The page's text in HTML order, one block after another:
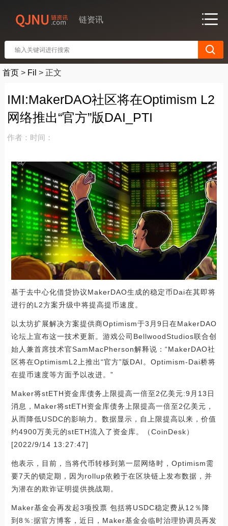
链资讯
首页 > Fil > 正文
IMI:MakerDAO社区将在Optimism L2
网络推出“官方”版DAI_PTI
作者： 时间：
基于去中心化借贷协议MakerDAO生成的稳定币Dai在其即将
进行的L2方案升级中将提高提币速度。
以太坊扩展解决方案提供商Optimism于3月9日在MakerDAO
论坛上宣布这一技术更新。游戏公司BellwoodStudios联合创
始人兼首席技术官SamMacPherson解释说：“MakerDAO社
区将在OptimismL2上推出“官方”版DAI。Optimism-Dai桥将
在提币速度等方面予以改进。”
Maker将stETH资金库债务上限提高一倍至2亿美元:9月13日
消息，Maker将stETH资金库债务上限提高一倍至2亿美元，
从而降低USDC的影响力。数据显示，自上限提高以来，价值
约4900万美元的stETH流入了资金库。（CoinDesk）
[2022/9/14 13:27:47]
他表示，目前，当将代币转移到第一层网络时，Optimism需
要7天的锁定期，因为rollup依赖于在区块链上发布数据，并
为潜在的欺诈证明提供挑战期。
Maker基金会再发起3项投票 包括将USDC稳定费从12％降
到8％:据官方博客，近日，Maker基金会临时治理协调员再发